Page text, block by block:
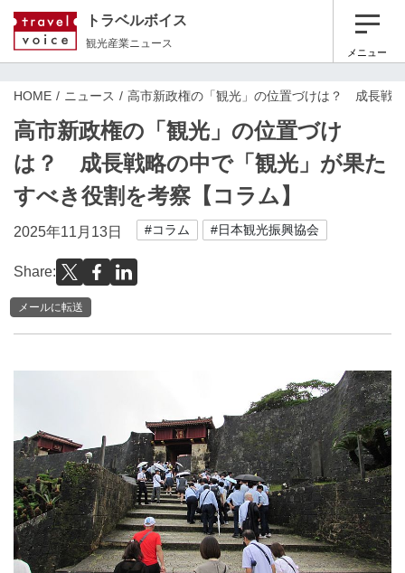
トラベルボイス
観光産業ニュース
メニュー
HOME ニュース 高市新政権の「観光」の位置づけは？ 成長戦
高市新政権の「観光」の位置づけ
は？ 成長戦略の中で「観光」が果た
すべき役割を考察【コラム】
2025年11月13日 #コラム #日本観光振興協会
Share:
メールに転送